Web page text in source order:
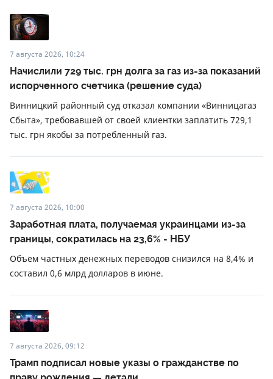
7 августа 2026, 10:24
Начислили 729 тыс. грн долга за газ из-за показаний
испорченного счетчика (решение суда)
Винницкий районный суд отказал компании «Винницагаз
Сбыта», требовавшей от своей клиентки заплатить 729,1
тыс. грн якобы за потребленный газ.
7 августа 2026, 10:00
Заработная плата, получаемая украинцами из-за
границы, сократилась на 23,6% - НБУ
Объем частных денежных переводов снизился на 8,4% и
составил 0,6 млрд долларов в июне.
7 августа 2026, 09:12
Трамп подписал новые указы о гражданстве по